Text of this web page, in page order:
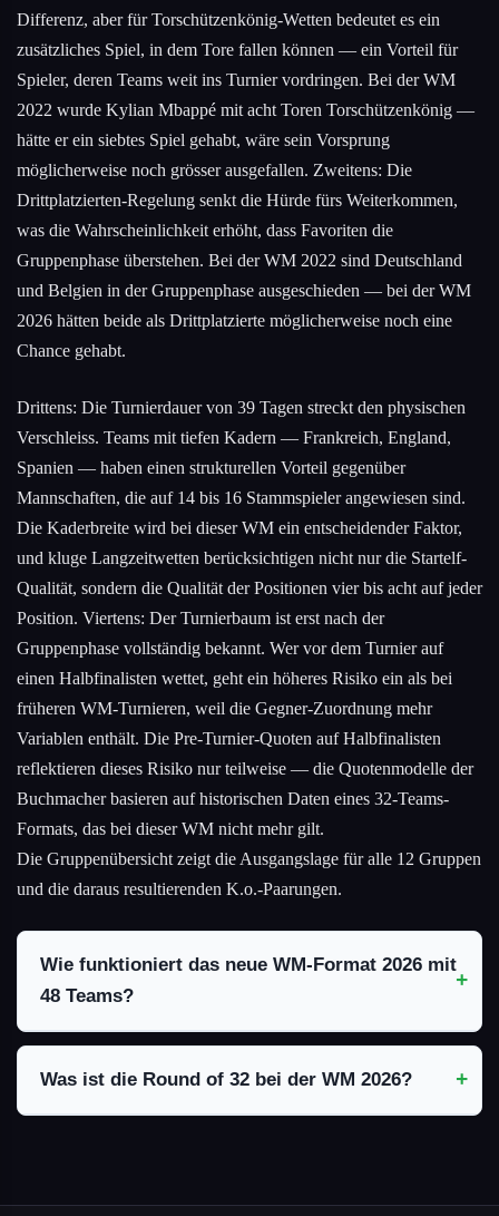
Differenz, aber für Torschützenkönig-Wetten bedeutet es ein
zusätzliches Spiel, in dem Tore fallen können — ein Vorteil für
Spieler, deren Teams weit ins Turnier vordringen. Bei der WM
2022 wurde Kylian Mbappé mit acht Toren Torschützenkönig —
hätte er ein siebtes Spiel gehabt, wäre sein Vorsprung
möglicherweise noch grösser ausgefallen. Zweitens: Die
Drittplatzierten-Regelung senkt die Hürde fürs Weiterkommen,
was die Wahrscheinlichkeit erhöht, dass Favoriten die
Gruppenphase überstehen. Bei der WM 2022 sind Deutschland
und Belgien in der Gruppenphase ausgeschieden — bei der WM
2026 hätten beide als Drittplatzierte möglicherweise noch eine
Chance gehabt.
Drittens: Die Turnierdauer von 39 Tagen streckt den physischen
Verschleiss. Teams mit tiefen Kadern — Frankreich, England,
Spanien — haben einen strukturellen Vorteil gegenüber
Mannschaften, die auf 14 bis 16 Stammspieler angewiesen sind.
Die Kaderbreite wird bei dieser WM ein entscheidender Faktor,
und kluge Langzeitwetten berücksichtigen nicht nur die Startelf-
Qualität, sondern die Qualität der Positionen vier bis acht auf jeder
Position. Viertens: Der Turnierbaum ist erst nach der
Gruppenphase vollständig bekannt. Wer vor dem Turnier auf
einen Halbfinalisten wettet, geht ein höheres Risiko ein als bei
früheren WM-Turnieren, weil die Gegner-Zuordnung mehr
Variablen enthält. Die Pre-Turnier-Quoten auf Halbfinalisten
reflektieren dieses Risiko nur teilweise — die Quotenmodelle der
Buchmacher basieren auf historischen Daten eines 32-Teams-
Formats, das bei dieser WM nicht mehr gilt.
Die Gruppenübersicht zeigt die Ausgangslage für alle 12 Gruppen
und die daraus resultierenden K.o.-Paarungen.
Wie funktioniert das neue WM-Format 2026 mit
48 Teams?
Was ist die Round of 32 bei der WM 2026?